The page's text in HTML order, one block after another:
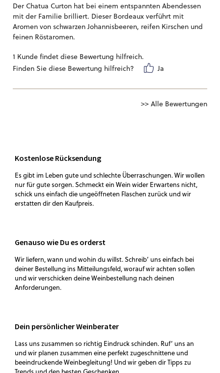
Der Chatua Curton hat bei einem entspannten Abendessen
mit der Familie brilliert. Dieser Bordeaux verführt mit
Aromen von schwarzen Johannisbeeren, reifen Kirschen und
feinen Röstaromen.
1 Kunde findet diese Bewertung hilfreich.
Finden Sie diese Bewertung hilfreich?
Ja
>> Alle Bewertungen
Kostenlose Rücksendung
Es gibt im Leben gute und schlechte Überraschungen. Wir wollen
nur für gute sorgen. Schmeckt ein Wein wider Erwartens nicht,
schick uns einfach die ungeöffneten Flaschen zurück und wir
erstatten dir den Kaufpreis.
Genauso wie Du es orderst
Wir liefern, wann und wohin du willst. Schreib‘ uns einfach bei
deiner Bestellung ins Mitteilungsfeld, worauf wir achten sollen
und wir verschicken deine Weinbestellung nach deinen
Anforderungen.
Dein persönlicher Weinberater
Lass uns zusammen so richtig Eindruck schinden. Ruf‘ uns an
und wir planen zusammen eine perfekt zugeschnittene und
beeindruckende Weinbegleitung! Und wir geben dir Tipps zu